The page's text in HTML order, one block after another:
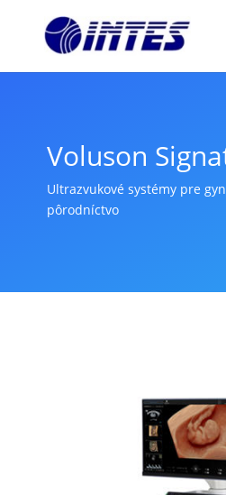
Voluson
Ultrazvukové systémy pre
pôrodníctvo